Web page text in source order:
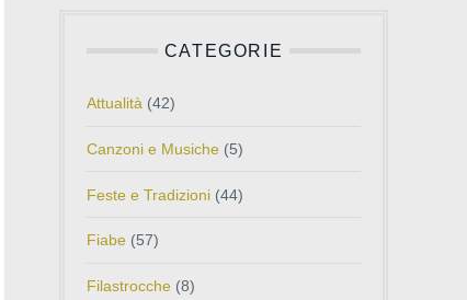
CATEGORIE
Attualità (42)
Canzoni e Musiche (5)
Feste e Tradizioni (44)
Fiabe (57)
Filastrocche (8)